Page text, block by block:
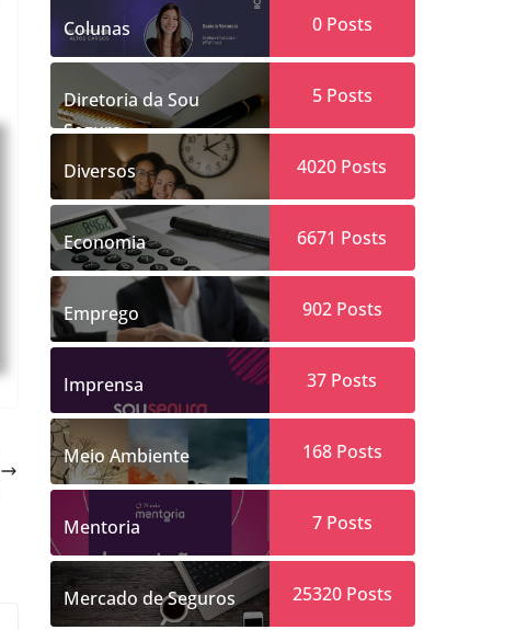
Colunas 0Posts
Diretoria da Sou
Segura
5Posts
Diversos 4020 Posts
Economia 6671 Posts
Emprego 902Posts
Imprensa 37 Posts
Meio Ambiente 168Posts
Mentoria 7Posts
Mercado de Seguros 25320Posts